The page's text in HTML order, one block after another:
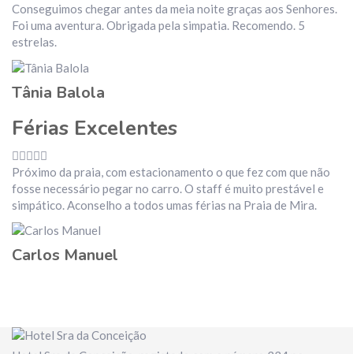
Conseguimos chegar antes da meia noite graças aos Senhores.
Foi uma aventura. Obrigada pela simpatia. Recomendo. 5
estrelas.
Tânia Balola
Férias Excelentes
Próximo da praia, com estacionamento o que fez com que não
fosse necessário pegar no carro. O staff é muito prestável e
simpático. Aconselho a todos umas férias na Praia de Mira.
Carlos Manuel